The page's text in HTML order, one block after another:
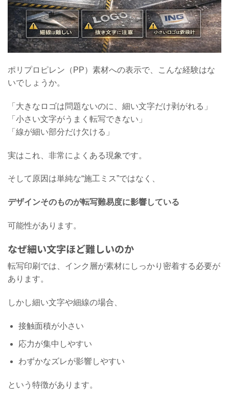
ポリプロピレン（PP）素材への表示で、こんな経験はな
いでしょうか。
「大きなロゴは問題ないのに、細い文字だけ剥がれる」
「小さい文字がうまく転写できない」
「線が細い部分だけ欠ける」
実はこれ、非常によくある現象です。
そして原因は単純な“施工ミス”ではなく、
デザインそのものが転写難易度に影響している
可能性があります。
なぜ細い文字ほど難しいのか
転写印刷では、インク層が素材にしっかり密着する必要が
あります。
しかし細い文字や細線の場合、
接触面積が小さい
応力が集中しやすい
わずかなズレが影響しやすい
という特徴があります。